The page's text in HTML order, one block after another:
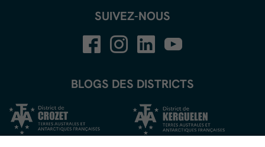
SUIVEZ-NOUS
BLOGS DES DISTRICTS